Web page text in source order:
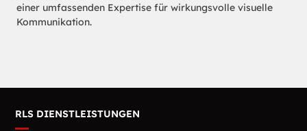
einer umfassenden Expertise für wirkungsvolle visuelle
Kommunikation.
RLS DIENSTLEISTUNGEN